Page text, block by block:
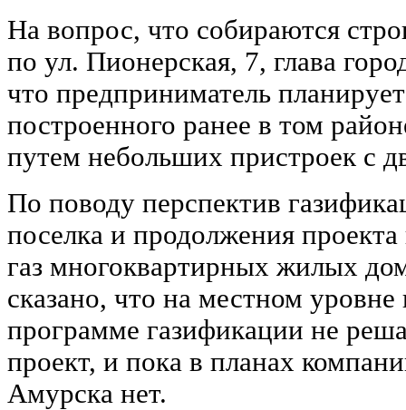
На вопрос, что собираются
по ул. Пионерская, 7, глава
что предприниматель
построенного ранее в том
путем небольших пристроек с
По поводу перспектив
поселка и продолжения
газ многоквартирных жилых
сказано, что на местном
программе газификации не
проект, и пока в планах
Амурска нет.